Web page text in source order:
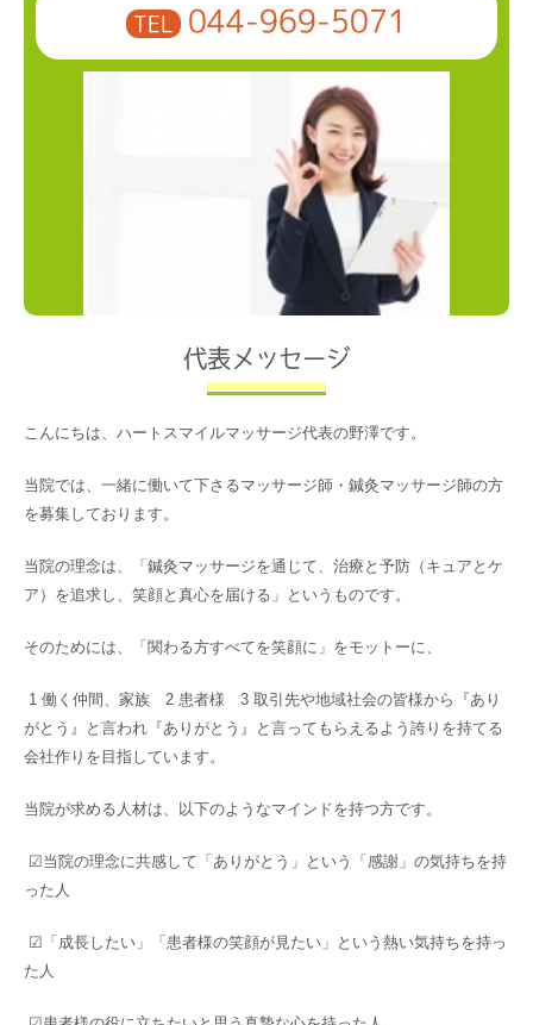
TEL 044-969-5071
代表メッセージ
こんにちは、ハートスマイルマッサージ代表の野澤です。
当院では、一緒に働いて下さるマッサージ師・鍼灸マッサージ師の方
を募集しております。
当院の理念は、「鍼灸マッサージを通じて、治療と予防（キュアとケ
ア）を追求し、笑顔と真心を届ける」というものです。
そのためには、「関わる方すべてを笑顔に」をモットーに、
1 働く仲間、家族 2 患者様 3 取引先や地域社会の皆様から『あり
がとう』と言われ『ありがとう』と言ってもらえるよう誇りを持てる
会社作りを目指しています。
当院が求める人材は、以下のようなマインドを持つ方です。
☑当院の理念に共感して「ありがとう」という「感謝」の気持ちを持
った人
☑ 「成長したい」「患者様の笑顔が見たい」という熱い気持ちを持っ
た人